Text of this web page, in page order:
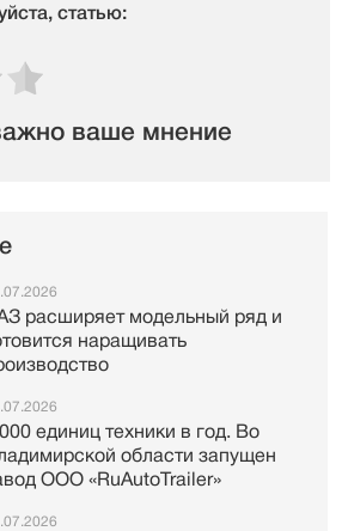
статью:
ваше мнение
расширяет модельный ряд и
наращивать
единиц техники в год. Во
области запущен
ООО «RuAutoTrailer»